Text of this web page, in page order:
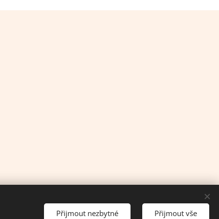
Přijmout nezbytné Přijmout vše